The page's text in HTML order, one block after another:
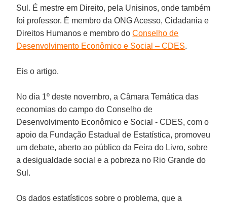
Sul. É mestre em Direito, pela Unisinos, onde também
foi professor. É membro da ONG Acesso, Cidadania e
Direitos Humanos e membro doConselho de
Desenvolvimento Econômico e Social – CDES.
Eis o artigo.
No dia 1º deste novembro, a Câmara Temática das
economias do campo doConselho de
Desenvolvimento Econômico e Social - CDES, com o
apoio da Fundação Estadual de Estatística, promoveu
um debate, aberto ao público da Feira do Livro, sobre
a desigualdade social e a pobreza no Rio Grande do
Sul.
Os dados estatísticos sobre o problema, que a